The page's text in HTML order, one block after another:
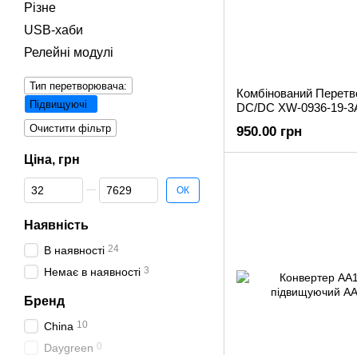
Комбінований
DC/DC XW-0936-19-
950.00 грн
Різне
USB-хаби
Релейні модулі
Тип перетворювача:
Підвищуючі
Очистити фільтр
Ціна, грн
Від Ціна, грн
До Ціна, грн ОК
Наявність
В наявності 24
Немає в наявності 3
Бренд
China 10
Daygreen 0